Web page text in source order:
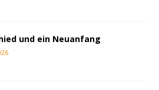
und ein Neuanfang